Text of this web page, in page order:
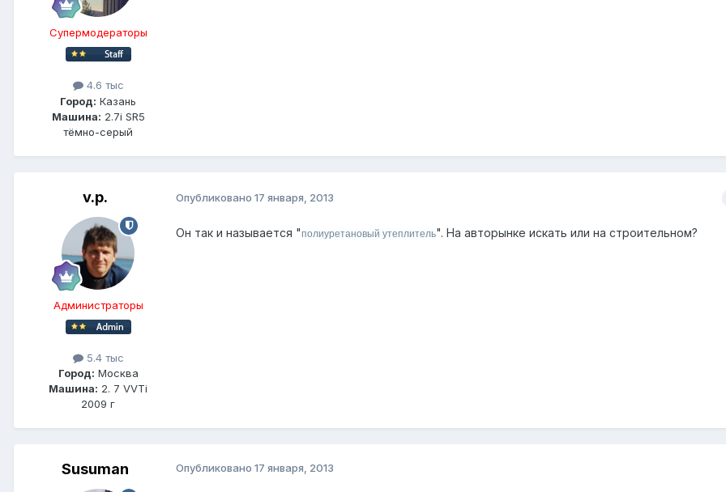
Супермодераторы
4.6 тыс
Город: Казань
Машина: 2.7i SR5
тёмно-серый
v.p.
Администраторы
5.4 тыс
Город: Москва
Машина: 2. 7 VVTi
2009 г
Опубликовано 17 января, 2013
Он так и называется "полиуретановый утеплитель". На авторынке искать или на строительном?
Susuman Опубликовано 17 января, 2013